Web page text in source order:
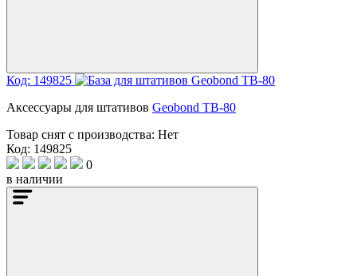
Код: 149825
Аксессуары для штативов Geobond TB-80
Товар снят с производства: Нет
Код: 149825
0
в наличии